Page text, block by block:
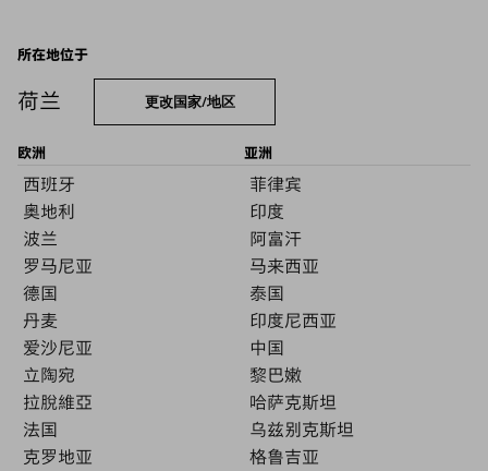
所在地位于
荷兰 更改国家/地区
欧洲
西班牙
奥地利
波兰
罗马尼亚
德国
丹麦
爱沙尼亚
立陶宛
拉脫維亞
法国
克罗地亚
亚洲
菲律宾
印度
阿富汗
马来西亚
泰国
印度尼西亚
中国
黎巴嫩
哈萨克斯坦
乌兹别克斯坦
格鲁吉亚